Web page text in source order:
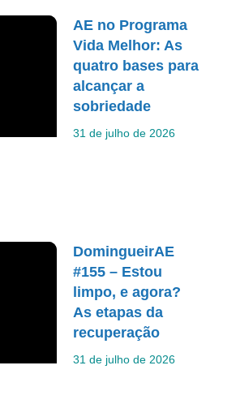
AE no Programa
Vida Melhor: As
quatro bases para
alcançar a
sobriedade
31 de julho de 2026
DomingueirAE
#155 – Estou
limpo, e agora?
As etapas da
recuperação
31 de julho de 2026